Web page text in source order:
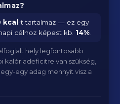
kcal-t tartalmaz — ez egy
célhoz képest kb. 14%
hely legfontosabb
kalóriadeficitre van szükség,
egy adag mennyit visz a